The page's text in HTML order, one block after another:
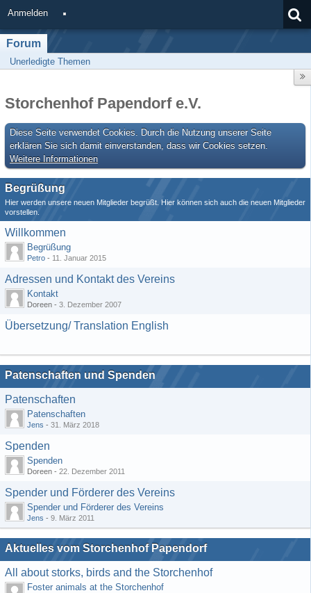
Anmelden
Forum
Unerledigte Themen
Storchenhof Papendorf e.V.
Diese Seite verwendet Cookies. Durch die Nutzung unserer Seite
erklären Sie sich damit einverstanden, dass wir Cookies setzen.
Weitere Informationen
Begrüßung
Hier werden unsere neuen Mitglieder begrüßt. Hier können sich auch die neuen Mitglieder
vorstellen.
Willkommen
Begrüßung
Petro - 11. Januar 2015
Adressen und Kontakt des Vereins
Kontakt
Doreen - 3. Dezember 2007
Übersetzung/ Translation English
Patenschaften und Spenden
Patenschaften
Patenschaften
Jens - 31. März 2018
Spenden
Spenden
Doreen - 22. Dezember 2011
Spender und Förderer des Vereins
Spender und Förderer des Vereins
Jens - 9. März 2011
Aktuelles vom Storchenhof Papendorf
All about storks, birds and the Storchenhof
Foster animals at the Storchenhof